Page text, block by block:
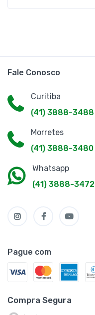
Fale Conosco
Curitiba
(41) 3888-3488
Morretes
(41) 3888-3480
Whatsapp
(41) 3888-3472
Pague com
Compra Segura